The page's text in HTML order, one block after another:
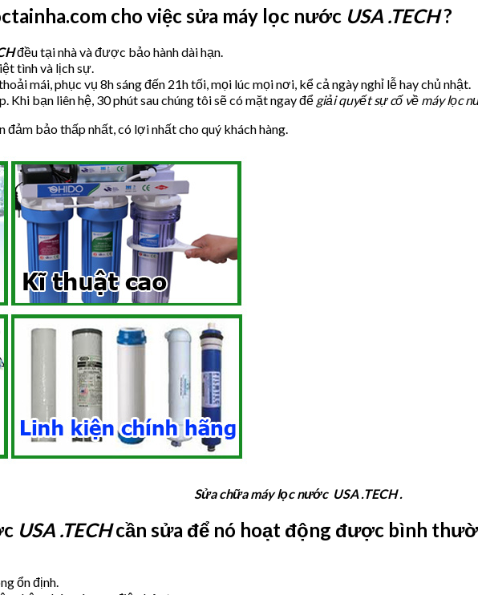
cho việc sửa máy lọc nước USA .TECH?
đều tại nhà và được bảo hành dài hạn.
tình và lịch sự.
mái, phục vụ 8h sáng đến 21h tối, mọi lúc mọi nơi, kể cả ngày nghỉ lễ hay chủ nhật.
Khi bạn liên hệ, 30 phút sau chúng tôi sẽ có mặt ngay để giải quyết sự cố về máy lọc
đảm bảo thấp nhất, có lợi nhất cho quý khách hàng.
Sửa chữa máy lọc nước USA .TECH .
USA .TECHcần sửa để nó hoạt động được bình
ổn định.